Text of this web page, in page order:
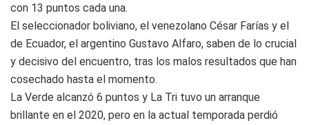
con 13 puntos cada una.
El seleccionador boliviano, el venezolano César Farías y el
de Ecuador, el argentino Gustavo Alfaro, saben de lo crucial
y decisivo del encuentro, tras los malos resultados que han
cosechado hasta el momento.
La Verde alcanzó 6 puntos y La Tri tuvo un arranque
brillante en el 2020, pero en la actual temporada perdió